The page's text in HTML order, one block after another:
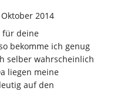
2014
für deine
bekomme ich genug
selber wahrscheinlich
liegen meine
auf den